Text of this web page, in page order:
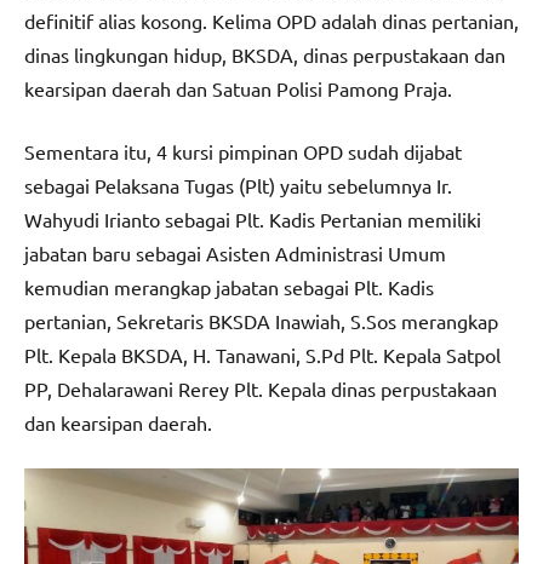
definitif alias kosong. Kelima OPD adalah dinas pertanian,
dinas lingkungan hidup, BKSDA, dinas perpustakaan dan
kearsipan daerah dan Satuan Polisi Pamong Praja.
Sementara itu, 4 kursi pimpinan OPD sudah dijabat
sebagai Pelaksana Tugas (Plt) yaitu sebelumnya Ir.
Wahyudi Irianto sebagai Plt. Kadis Pertanian memiliki
jabatan baru sebagai Asisten Administrasi Umum
kemudian merangkap jabatan sebagai Plt. Kadis
pertanian, Sekretaris BKSDA Inawiah, S.Sos merangkap
Plt. Kepala BKSDA, H. Tanawani, S.Pd Plt. Kepala Satpol
PP, Dehalarawani Rerey Plt. Kepala dinas perpustakaan
dan kearsipan daerah.